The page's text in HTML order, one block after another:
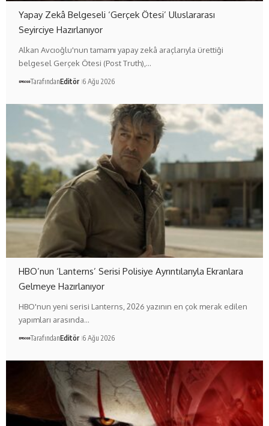
Yapay Zekâ Belgeseli ‘Gerçek Ötesi’ Uluslararası
Seyirciye Hazırlanıyor
Alkan Avcıoğlu'nun tamamı yapay zekâ araçlarıyla ürettiği
belgesel Gerçek Ötesi (Post Truth),…
TarafındanEditör 6 Ağu 2026
HBO’nun ‘Lanterns’ Serisi Polisiye Ayrıntılarıyla Ekranlara
Gelmeye Hazırlanıyor
HBO'nun yeni serisi Lanterns, 2026 yazının en çok merak edilen
yapımları arasında…
TarafındanEditör 6 Ağu 2026